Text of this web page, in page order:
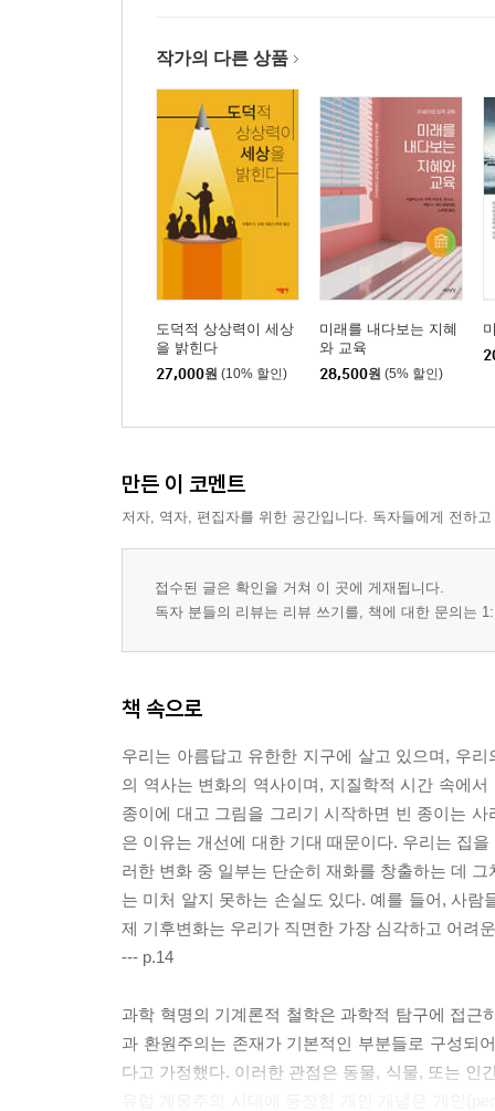
들어가는 말
윤리, 제도, 그리고 사회 기반 시설
잘 먹기: 음식 윤리와 농업
6장 지구적 기후변화
들어가는 말
정의와 기후변화
맺음말
생태 복원의 진정성과 역사적 충실성
맺음말
8장 환경에 대한 관심 증진 및 변화 촉진
다원주의, 실용주의, 그리고 정치
개인과 정치의 통합: 생태문화를 향하여
맺음말
참고문헌
옮긴이의 말
찾아보기
작가의 다른 상품
도덕적 상상력이 세상
을 밝힌다
27,000원 (10% 할인)
미래를 내다보는 지혜
와 교육
28,500원 (5% 할인)
만든 이 코멘트
저자, 역자, 편집자를 위한 공간입니다. 독자들에게 전하
접수된 글은 확인을 거쳐 이 곳에 게재됩니다.
독자 분들의 리뷰는 리뷰 쓰기를, 책에 대한 문의는
책 속으로
우리는 아름답고 유한한 지구에 살고 있으며, 우
의 역사는 변화의 역사이며, 지질학적 시간 속에
종이에 대고 그림을 그리기 시작하면 빈 종이는
은 이유는 개선에 대한 기대 때문이다. 우리는 집
러한 변화 중 일부는 단순히 재화를 창출하는 데
는 미처 알지 못하는 손실도 있다. 예를 들어, 사
제 기후변화는 우리가 직면한 가장 심각하고 어려
--- p.14
과학 혁명의 기계론적 철학은 과학적 탐구에 접
과 환원주의는 존재가 기본적인 부분들로 구성되
다고 가정했다. 이러한 관점은 동물, 식물, 또는 인